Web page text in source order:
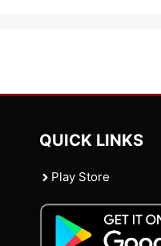
QUICK LINKS
Play Store